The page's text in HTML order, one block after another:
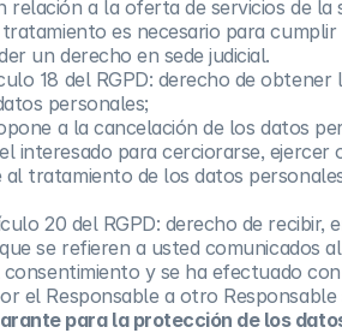
a la oferta de servicios de
es necesario para
un derecho en sede judicial.
18 del RGPD: derecho de
personales;
a la cancelación de los datos
interesado para cerciorarse, ejercer
tratamiento de los datos
20 del RGPD: derecho de
se refieren a usted comunicados
y se ha efectuado
el Responsable a otro
para la protección de los